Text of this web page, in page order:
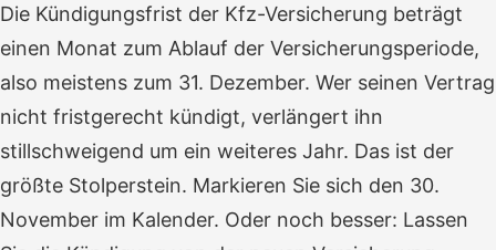
Die Kündigungsfrist der Kfz-Versicherung beträgt
einen Monat zum Ablauf der Versicherungsperiode,
also meistens zum 31. Dezember. Wer seinen Vertrag
nicht fristgerecht kündigt, verlängert ihn
stillschweigend um ein weiteres Jahr. Das ist der
größte Stolperstein. Markieren Sie sich den 30.
November im Kalender. Oder noch besser: Lassen